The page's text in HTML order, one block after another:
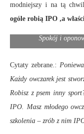
modniejszy i na tą
ogóle robią IPO ,a
Spokój i
Cytaty zebrane.:
Każdy owczarek jest
Robisz z psem inny
IPO. Masz młodego
szkolenia – zrób z nim